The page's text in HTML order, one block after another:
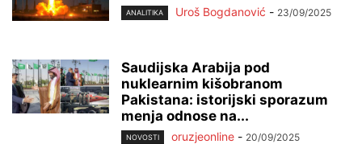
ANALITIKA Uroš Bogdanović - 23/09/2025
Saudijska Arabija pod
nuklearnim kišobranom
Pakistana: istorijski sporazum
menja odnose na...
NOVOSTI oruzjeonline - 20/09/2025